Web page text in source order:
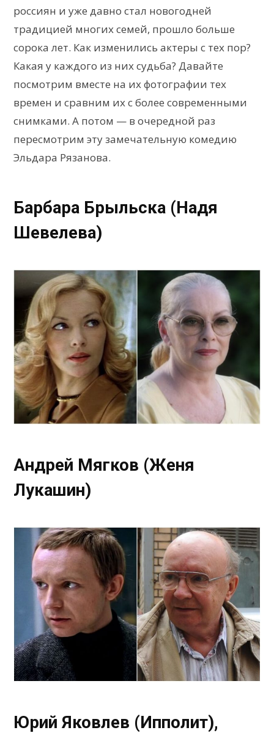
россиян и уже давно стал новогодней
традицией многих семей, прошло больше
сорока лет. Как изменились актеры с тех пор?
Какая у каждого из них судьба? Давайте
посмотрим вместе на их фотографии тех
времен и сравним их с более современными
снимками. А потом — в очередной раз
пересмотрим эту замечательную комедию
Эльдара Рязанова.
Барбара Брыльска (Надя
Шевелева)
Андрей Мягков (Женя
Лукашин)
Юрий Яковлев (Ипполит),